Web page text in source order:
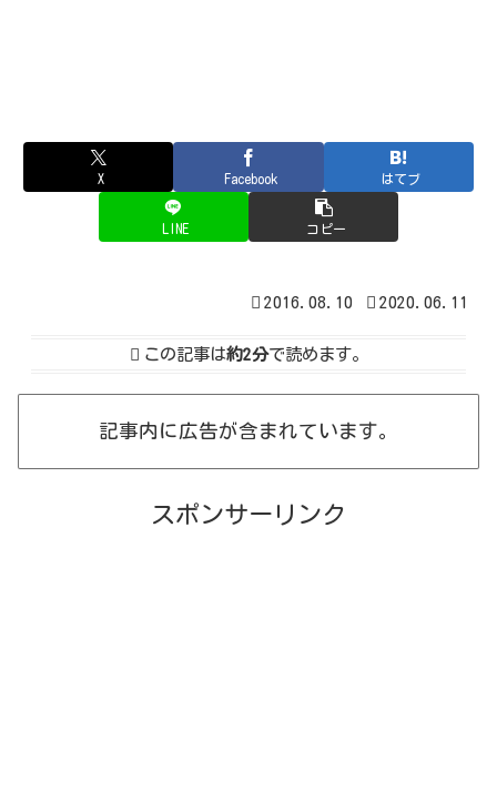
X Facebook はてブ
LINE コピー
2016.08.10 2020.06.11
この記事は約2分で読めます。
記事内に広告が含まれています。
スポンサーリンク